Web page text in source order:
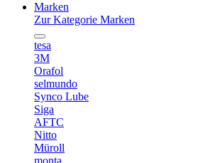
Marken
Zur Kategorie Marken
tesa
3M
Orafol
selmundo
Synco Lube
Siga
AFTC
Nitto
Müroll
monta